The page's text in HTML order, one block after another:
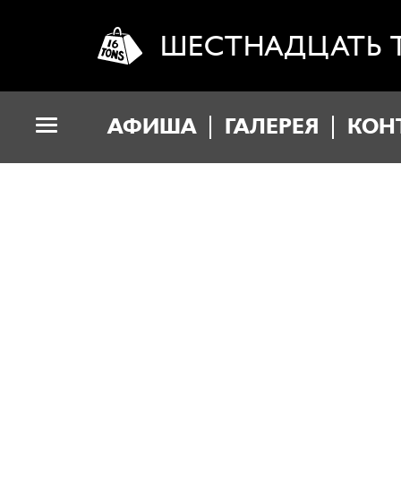
ШЕСТНАДЦАТЬ
АФИША ГАЛЕРЕЯ